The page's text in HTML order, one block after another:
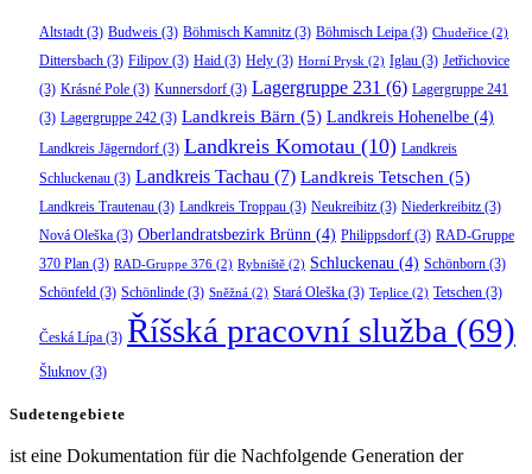
Altstadt(3) Budweis (3) Böhmisch Kamnitz (3) Böhmisch Leipa (3) Chudeřice (2)
Dittersbach (3) Filipov (3) Haid (3) Hely (3) Horní Prysk (2) Iglau (3) Jetřichovice
(3) Krásné Pole (3) Kunnersdorf (3) Lagergruppe 231 (6) Lagergruppe 241
(3) Lagergruppe 242 (3) Landkreis Bärn (5) Landkreis Hohenelbe (4)
Landkreis Jägerndorf (3) Landkreis Komotau (10) Landkreis
Schluckenau (3) Landkreis Tachau (7) Landkreis Tetschen (5)
Landkreis Trautenau (3) Landkreis Troppau (3) Neukreibitz (3) Niederkreibitz (3)
Nová Oleška (3) Oberlandratsbezirk Brünn (4) Philippsdorf (3) RAD-Gruppe
370 Plan (3) RAD-Gruppe 376 (2) Rybniště (2) Schluckenau (4) Schönborn (3)
Schönfeld (3) Schönlinde (3) Sněžná (2) Stará Oleška (3) Teplice (2) Tetschen (3)
Česká Lípa (3) Říšská pracovní služba (69)
Šluknov (3)
Sudetengebiete
ist eine Dokumentation für die Nachfolgende Generation der